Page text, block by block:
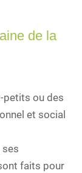
de la
petits ou des
et social
faits pour